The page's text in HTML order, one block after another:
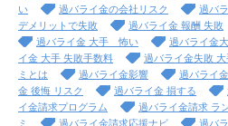
い
過バライ金の会社リスク 過バ
デメリットで失敗
過バライ金 報酬 失敗
過バライ金 大手 怖い
過バライ金
イ金 大手 失敗手数料
過バライ金失敗 大
ミとは
過バライ金影響 過バライ
金 後悔 リスク
過バライ金 損する
イ金請求プログラム
過バライ金請求 ラ
ミ
過バライ金請求応援ナビ 過バ